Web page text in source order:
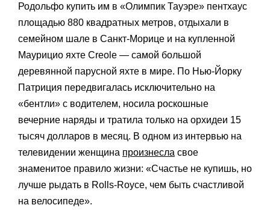
Родольфо купить им в «Олимпик Тауэре» пентхаус
площадью 880 квадратных метров, отдыхали в
семейном шале в Санкт-Морице и на купленной
Маурицио яхте Creole — самой большой
деревянной парусной яхте в мире. По Нью-Йорку
Патриция передвигалась исключительно на
«бентли» с водителем, носила роскошные
вечерние наряды и тратила только на орхидеи 15
тысяч долларов в месяц. В одном из интервью на
телевидении женщина произнесла свое
знаменитое правило жизни: «Счастье не купишь, но
лучше рыдать в Rolls-Royce, чем быть счастливой
на велосипеде».